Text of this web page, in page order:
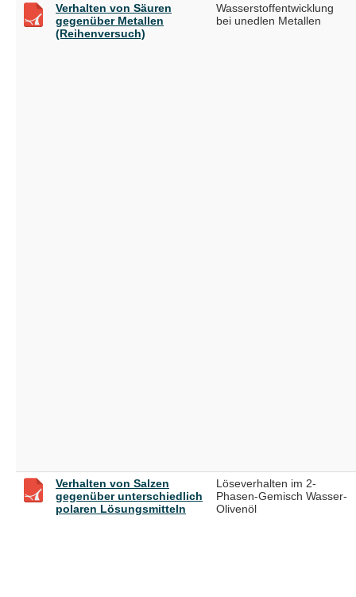
Verhalten von Säuren
gegenüber Metallen
(Reihenversuch)
Wasserstoffentwicklung
bei unedlen Metallen
Verhalten von Salzen
gegenüber unterschiedlich
polaren Lösungsmitteln
Löseverhalten im 2-
Phasen-Gemisch Wasser-
Olivenöl